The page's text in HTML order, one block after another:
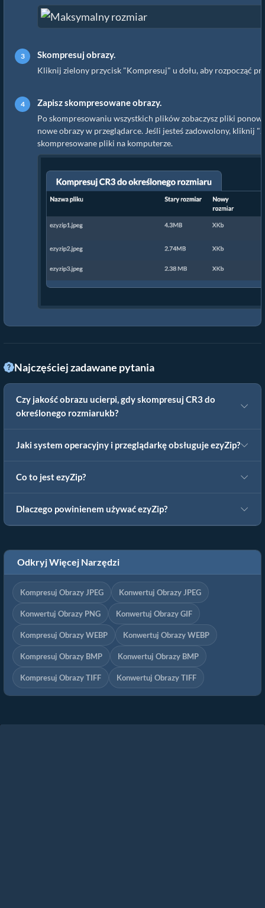
Skompresuj obrazy.
Kliknij zielony przycisk "Kompresuj" u dołu, aby rozpocząć
Zapisz skompresowane obrazy.
Po skompresowaniu wszystkich plików zobaczysz pliki
nowe obrazy w przeglądarce. Jeśli jesteś zadowolony, kliknij
skompresowane pliki na komputerze.
Najczęściej zadawane pytania
Czy jakość obrazu ucierpi, gdy skompresuj CR3 do
określonego rozmiarukb?
Jaki system operacyjny i przeglądarkę obsługuje ezyZip?
Co to jest ezyZip?
Dlaczego powinienem używać ezyZip?
Odkryj Więcej Narzędzi
Kompresuj Obrazy JPEG Konwertuj Obrazy JPEG
Konwertuj Obrazy PNG Konwertuj Obrazy GIF
Kompresuj Obrazy WEBP Konwertuj Obrazy WEBP
Kompresuj Obrazy BMP Konwertuj Obrazy BMP
Kompresuj Obrazy TIFF Konwertuj Obrazy TIFF